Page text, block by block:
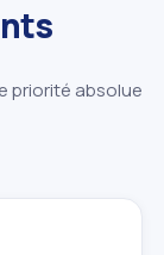
priorité absolue